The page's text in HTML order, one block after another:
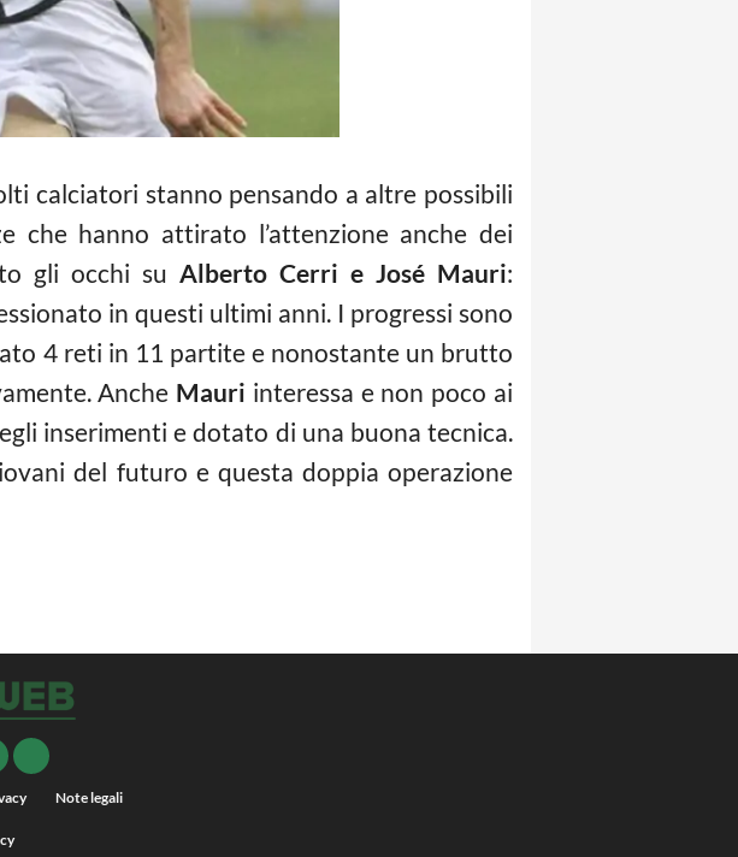
calciatori stanno pensando a altre possibili
che hanno attirato l’attenzione anche dei
gli occhi su Alberto Cerri e José Mauri:
in questi ultimi anni. I progressi sono
4 reti in 11 partite e nonostante un brutto
Anche Mauri interessa e non poco ai
inserimenti e dotato di una buona tecnica.
del futuro e questa doppia operazione
Note legali